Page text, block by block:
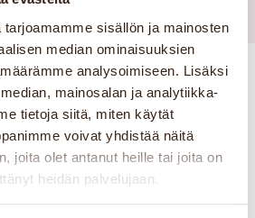
sisällön ja mainosten
median ominaisuuksien
analysoimiseen. Lisäksi
mainosalan ja analytiikka-
tietoja siitä, miten käytät
voivat yhdistää näitä
joita olet antanut heille tai joita on
heidän palvelujaan.
on toimiva ja